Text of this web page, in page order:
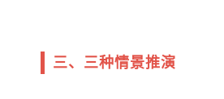
三、三种情景推演